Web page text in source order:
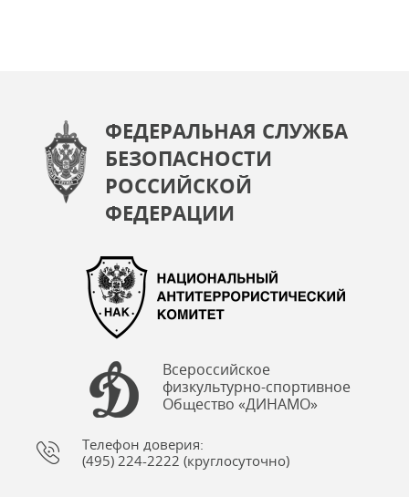
ФЕДЕРАЛЬНАЯ СЛУЖБА
БЕЗОПАСНОСТИ
РОССИЙСКОЙ
ФЕДЕРАЦИИ
Всероссийское
физкультурно-спортивное
Общество «ДИНАМО»
Телефон доверия:
(495) 224-2222 (круглосуточно)